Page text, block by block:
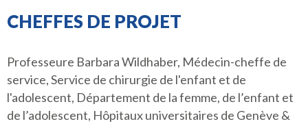
CHEFFES DE PROJET
Professeure Barbara Wildhaber, Médecin-cheffe de
service, Service de chirurgie de l'enfant et de
l'adolescent, Département de la femme, de l’enfant et
de l’adolescent, Hôpitaux universitaires de Genève &